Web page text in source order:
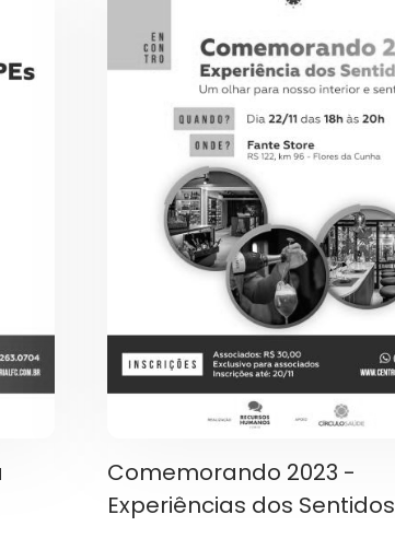
Comemorando 2023 -
Experiências dos Sentidos